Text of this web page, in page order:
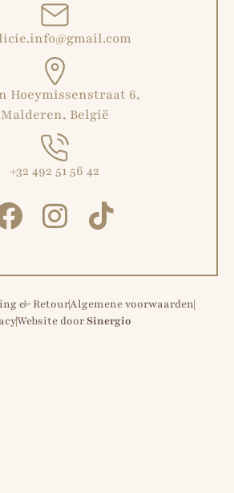
Hoeymissenstraat 6,
Malderen, België
+32 492 51 56 42
& RetourAlgemene voorwaarden
Website doorSinergio